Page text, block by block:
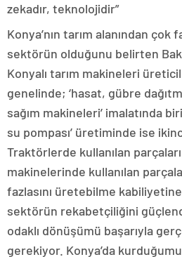
zekadır, teknolojidir”
Konya’nın tarım alanından
sektörün olduğunu belirten
Konyalı tarım makineleri
genelinde; ‘hasat, gübre
sağım makineleri’ imalatında
su pompası’ üretiminde ise
Traktörlerde kullanılan
makinelerinde kullanılan
fazlasını üretebilme
sektörün rekabetçiliğini
odaklı dönüşümü başarıyla
gerekiyor. Konya’da